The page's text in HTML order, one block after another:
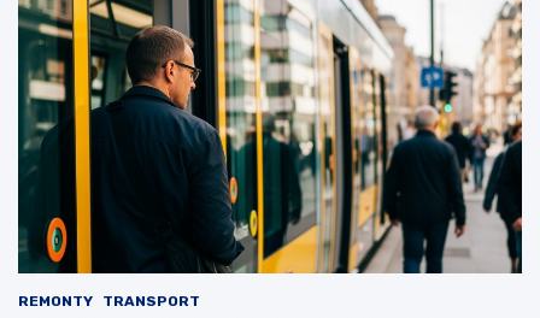
REMONTY TRANSPORT